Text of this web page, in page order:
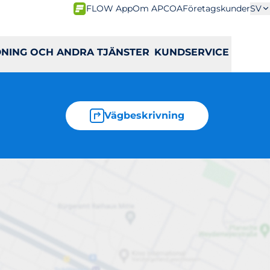
FLOW AppOm APCOAFöretagskunderSV
OCH ANDRA TJÄNSTER KUNDSERVICE
Vägbeskrivning